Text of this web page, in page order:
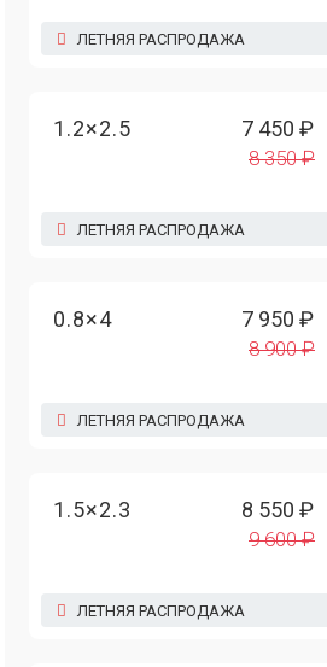
ЛЕТНЯЯ РАСПРОДАЖА
1.2×2.5 7 450 ₽
8 350 ₽
ЛЕТНЯЯ РАСПРОДАЖА
0.8×4 7 950 ₽
8 900 ₽
ЛЕТНЯЯ РАСПРОДАЖА
1.5×2.3 8 550 ₽
9 600 ₽
ЛЕТНЯЯ РАСПРОДАЖА